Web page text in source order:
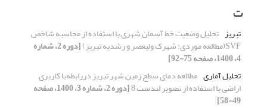
ت
تبریز تحلیل وضعیت خط آسمان شهری با استفاده از محاسبه شاخص
SVF(مطالعه موردی: شهرک ولیعصر و رشدیه تبریز) [دوره 2، شماره
4، 1400، صفحه 75-92]
تحلیل آماری مطالعه دمای سطح زمین شهر تبریز دررابطه‌با کاربری
اراضی با استفاده از تصویر لندست 8 [دوره 2، شماره 3، 1400، صفحه
49-58]